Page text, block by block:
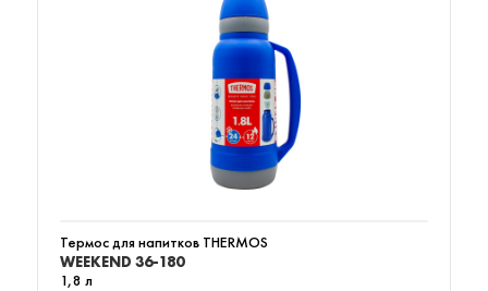
Термос для напитков THERMOS
WEEKEND 36-180
1,8 л